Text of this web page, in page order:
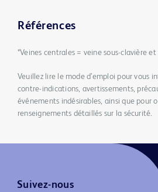
Références
*Veines centrales = veine sous-clavière
Veuillez lire le mode d’emploi pour vous
contre-indications, avertissements,
événements indésirables, ainsi que pour
renseignements détaillés sur la sécurité.
Suivez-nous